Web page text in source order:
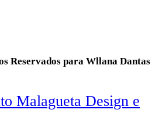
Reservados para Wllana Dantas
Malagueta Design e